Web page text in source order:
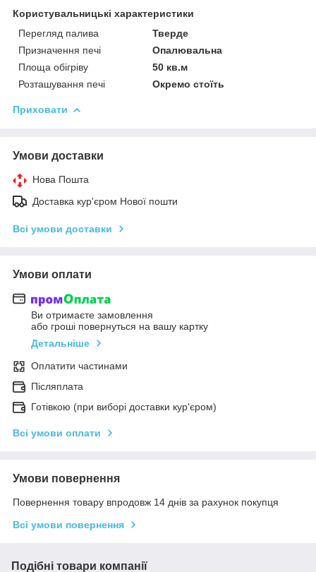
Користувальницькі характеристики
Перегляд палива
Тверде
Призначення печі
Опалювальна
Площа обігріву
50 кв.м
Розташування печі
Окремо стоїть
Приховати
Умови доставки
Нова Пошта
Доставка кур'єром Нової пошти
Всі умови доставки
Умови оплати
Ви отримаєте замовлення
або гроші повернуться на вашу картку
Детальніше
Оплатити частинами
Післяплата
Готівкою (при виборі доставки кур'єром)
Всі умови оплати
Умови повернення
Повернення товару впродовж 14 днів за рахунок покупця
Всі умови повернення
Подібні товари компанії